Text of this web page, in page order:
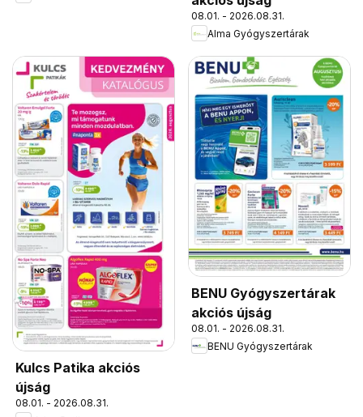
08.01. - 2026.08.31.
Alma Gyógyszertárak
Kulcs Patika akciós
újság
08.01. - 2026.08.31.
BENU Gyógyszertárak
akciós újság
08.01. - 2026.08.31.
BENU Gyógyszertárak